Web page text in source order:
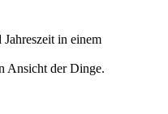
in einem
Ansicht der Dinge.